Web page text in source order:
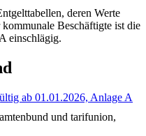
deren Werte
Beschäftigte ist die
einschlägig.
ab 01.01.2026, Anlage A
und tarifunion,